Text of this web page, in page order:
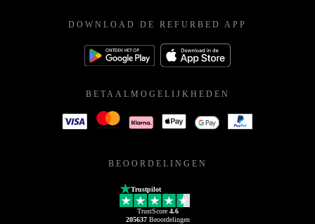
DOWNLOAD DE REFURBED APP
BETAALMOGELIJKHEDEN
BEOORDELINGEN
Trustpilot
TrustScore 4.6
205637Beoordelingen